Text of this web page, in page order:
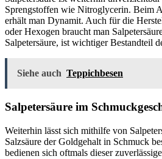
Sprengstoffen wie Nitroglycerin. Beim
erhält man Dynamit. Auch für die
oder Hexogen braucht man
Salpetersäure, ist wichtiger Bestandteil
Siehe auch Teppichbesen
Salpetersäure im
Weiterhin lässt sich mithilfe von
Salzsäure der Goldgehalt in Schmuck
bedienen sich oftmals dieser